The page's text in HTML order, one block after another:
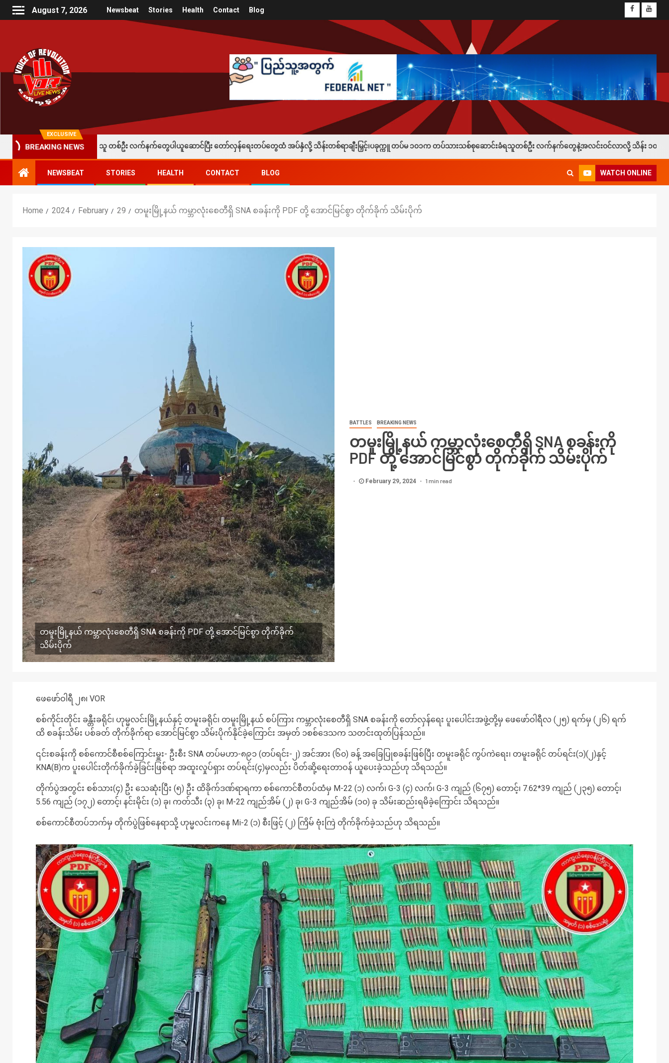
August 7, 2026 Newsbeat Stories Health Contact Blog
EXCLUSIVE
BREAKING NEWS
ထားရတဲ့ပြည်သူ တစ်ဦး လက်နက်တွေပါယူဆောင်ပြီး တော်လှန်ရေးတပ်တွေထံ အပ်နှံလို့ သိန်းတစ်ရာချီးမြှင့်၊ပခုက္ကူ တပ်မ ၁၀၁က တပ်သားသစ်စုဆောင်းခံရသူတစ်ဦး လက်နက်တွေနဲ့အလင်းဝင်လာလို့ သိန်း ၁၀၀နဲ့ ဖုန်း ၁လုံးချီးမြှင့်
NEWSBEAT STORIES HEALTH CONTACT BLOG WATCH ONLINE
Home 2024 February 29 တမူးမြို့နယ် ကမ္ဘာလုံးစေတီရှိ SNA စခန်းကို PDF တို့ အောင်မြင်စွာ တိုက်ခိုက် သိမ်းပိုက်
တမူးမြို့နယ် ကမ္ဘာလုံးစေတီရှိ SNA စခန်းကို PDF တို့ အောင်မြင်စွာ တိုက်ခိုက်
သိမ်းပိုက်
BATTLES BREAKING NEWS
တမူးမြို့နယ် ကမ္ဘာလုံးစေတီရှိ SNA စခန်းကို
PDF တို့ အောင်မြင်စွာ တိုက်ခိုက် သိမ်းပိုက်
February 29, 2024 1 min read
ဖေဖော်ဝါရီ ၂၈၊ VOR
စစ်ကိုင်းတိုင်း ခန္တီးခရိုင်၊ ဟုမ္မလင်းမြို့နယ်နှင့် တမူးခရိုင်၊ တမူးမြို့နယ် စပ်ကြား ကမ္ဘာလုံး‌စေတီရှိ SNA စခန်းကို တော်လှန်ရေး ပူးပေါင်းအဖွဲ့တို့မှ ဖေဖော်ဝါရီလ (၂၅) ရက်မှ (၂၆) ရက်
ထိ စခန်းသိမ်း ပစ်ခတ် တိုက်ခိုက်ရာ အောင်မြင်စွာ သိမ်းပိုက်နိုင်ခဲ့ကြောင်း အမှတ် ၁စစ်ဒေသက သတင်းထုတ်ပြန်သည်။
၎င်းစခန်းကို စစ်ကောင်စီစစ်ကြောင်းမှူး- ဦးစီး SNA တပ်မဟာ-၈၉၁ (တပ်ရင်း-၂) အင်အား (၆၀) ခန့် အခြေပြုစခန်းဖြစ်ပြီး တမူးခရိုင် ကွပ်ကဲရေး၊ တမူးခရိုင် တပ်ရင်း(၁)(၂)နှင့်
KNA(B)က ပူးပေါင်းတိုက်ခိုက်ခဲ့ခြင်းဖြစ်ရာ အထူးလှုပ်ရှား တပ်ရင်း(၄)မှလည်း ပိတ်ဆို့ရေးတာဝန် ယူပေးခဲ့သည်ဟု သိရသည်။
တိုက်ပွဲအတွင်း စစ်သား(၄) ဦး သေဆုံးပြီး (၅) ဦး ထိခိုက်ဒဏ်ရာရကာ စစ်ကောင်စီတပ်ထံမှ M-22 (၁) လက်၊ G-3 (၄) လက်၊ G-3 ကျည် (၆၇၅) တောင့်၊ 7.62*39 ကျည် (၂၃၅) တောင့်၊
5.56 ကျည် (၁‌၇‌၂‌) တောင့်၊ နင်းမိုင်း (၁) ခု၊ ကတ်သီး (၃) ခု၊ M-22 ကျည်အိမ် (၂) ခု၊ G-3 ကျည်အိမ် (၁၀) ခု သိမ်းဆည်းရမိခဲ့ကြောင်း သိရသည်။
စစ်ကောင်စီတပ်ဘက်မှ တိုက်ပွဲဖြစ်နေရာသို့ ဟုမ္မလင်းကနေ Mi-2 (၁) စီးဖြင့် (၂) ကြိမ် ဗုံးကြဲ တိုက်ခိုက်ခဲ့သည်ဟု သိရသည်။